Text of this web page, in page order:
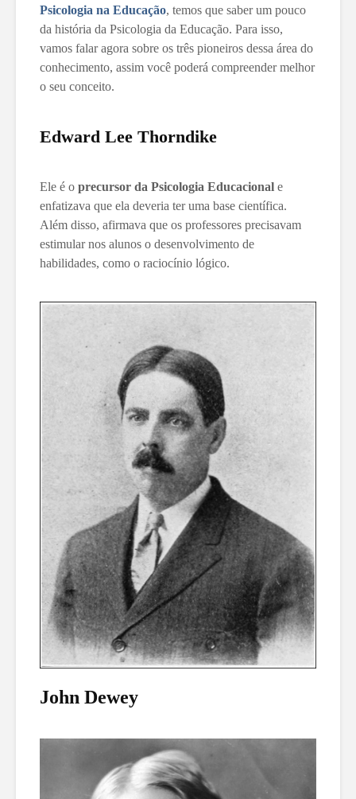
Psicologia na Educação, temos que saber um pouco
da história da Psicologia da Educação. Para isso,
vamos falar agora sobre os três pioneiros dessa área do
conhecimento, assim você poderá compreender melhor
o seu conceito.
Edward Lee Thorndike
Ele é o precursor da Psicologia Educacional e
enfatizava que ela deveria ter uma base científica.
Além disso, afirmava que os professores precisavam
estimular nos alunos o desenvolvimento de
habilidades, como o raciocínio lógico.
John Dewey